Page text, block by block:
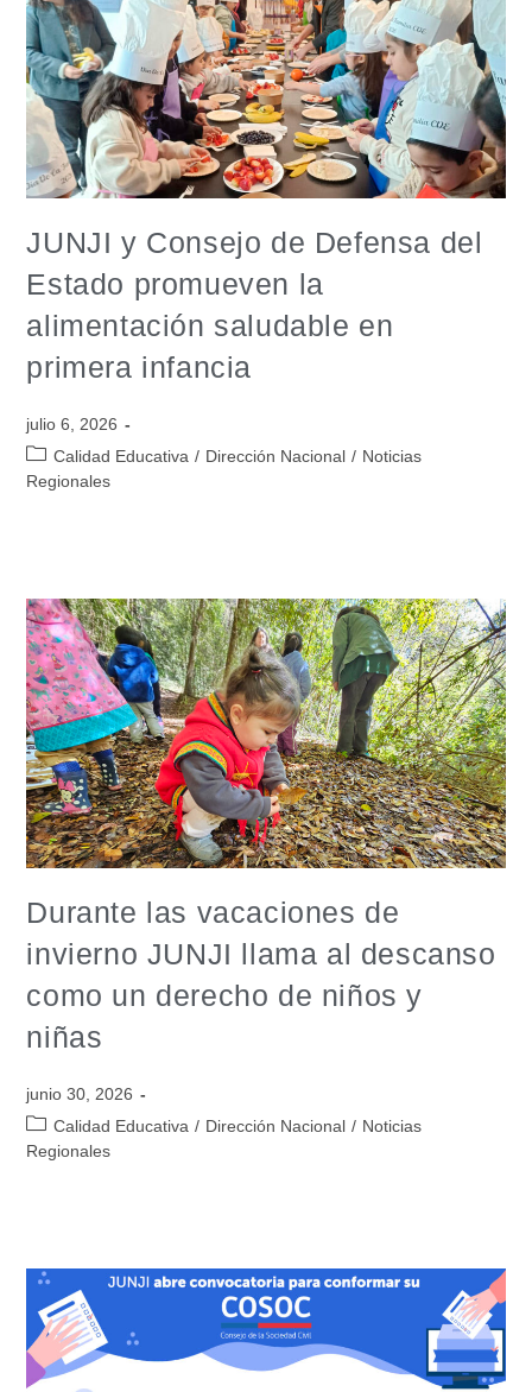
JUNJI y Consejo de Defensa del
Estado promueven la
alimentación saludable en
primera infancia
julio 6, 2026
Calidad Educativa / Dirección Nacional / Noticias
Regionales
Durante las vacaciones de
invierno JUNJI llama al descanso
como un derecho de niños y
niñas
junio 30, 2026
Calidad Educativa / Dirección Nacional / Noticias
Regionales